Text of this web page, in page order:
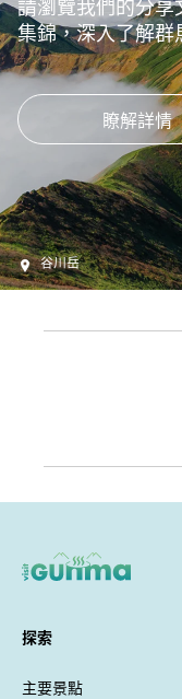
集錦，深入了解
瞭解詳情
谷川岳
探索
主要景點